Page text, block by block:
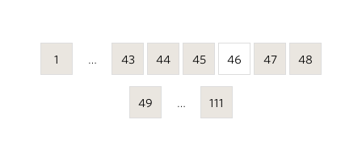
1 … 43 44 45 46 47 48
49 … 111